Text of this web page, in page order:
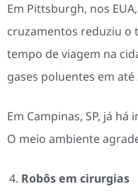
Em Pittsburgh, nos
cruzamentos reduziu o
tempo de viagem na
gases poluentes em até
Em Campinas, SP, já
O meio ambiente
Robôs em cirurgias